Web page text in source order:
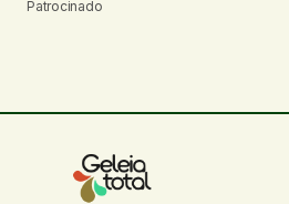
Patrocinado